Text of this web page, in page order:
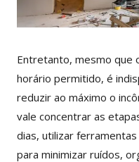
Entretanto, mesmo que
horário permitido, é
reduzir ao máximo o
vale concentrar as
dias, utilizar
para minimizar ruídos,